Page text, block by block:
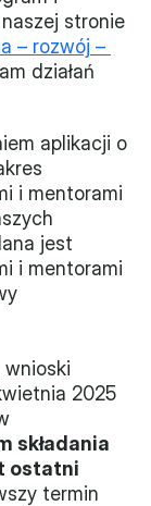
stronie
– rozwój –
działań
aplikacji o
i mentorami
jest
i mentorami
wnioski
2025
składania
ostatni
termin